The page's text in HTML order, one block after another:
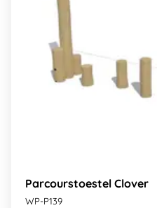
Parcourstoestel Clover
WP-P139